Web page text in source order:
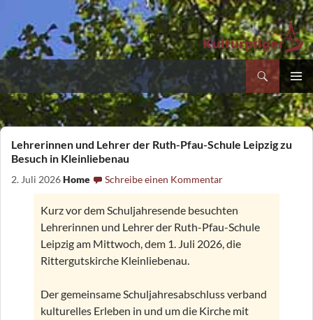
Kultur- und Pilgerverein Kleinliebenau e.V.
Suchen
MENÜ
Zum
Inhalt
springen
Lehrerinnen und Lehrer der Ruth-Pfau-Schule Leipzig zu
Besuch in Kleinliebenau
2. Juli 2026Home Schreibe einen Kommentar
Kurz vor dem Schuljahresende besuchten
Lehrerinnen und Lehrer der Ruth-Pfau-Schule
Leipzig am Mittwoch, dem 1. Juli 2026, die
Rittergutskirche Kleinliebenau.
Der gemeinsame Schuljahresabschluss verband
kulturelles Erleben in und um die Kirche mit